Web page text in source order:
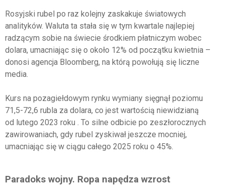
Rosyjski rubel po raz kolejny zaskakuje światowych
analityków. Waluta ta stała się w tym kwartale najlepiej
radzącym sobie na świecie środkiem płatniczym wobec
dolara, umacniając się o około 12% od początku kwietnia –
donosi agencja Bloomberg, na którą powołują się liczne
media.
Kurs na pozagiełdowym rynku wymiany sięgnął poziomu
71,5-72,6 rubla za dolara, co jest wartością niewidzianą
od lutego 2023 roku . To silne odbicie po zeszłorocznych
zawirowaniach, gdy rubel zyskiwał jeszcze mocniej,
umacniając się w ciągu całego 2025 roku o 45%.
Paradoks wojny. Ropa napędza wzrost